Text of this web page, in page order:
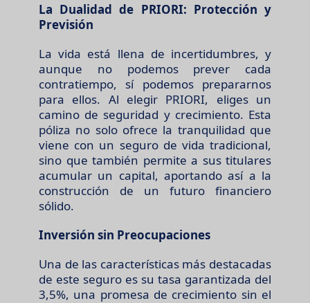
La Dualidad de PRIORI: Protección y
Previsión
La vida está llena de incertidumbres, y
aunque no podemos prever cada
contratiempo, sí podemos prepararnos
para ellos. Al elegir PRIORI, eliges un
camino de seguridad y crecimiento. Esta
póliza no solo ofrece la tranquilidad que
viene con un seguro de vida tradicional,
sino que también permite a sus titulares
acumular un capital, aportando así a la
construcción de un futuro financiero
sólido.
Inversión sin Preocupaciones
Una de las características más destacadas
de este seguro es su tasa garantizada del
3,5%, una promesa de crecimiento sin el